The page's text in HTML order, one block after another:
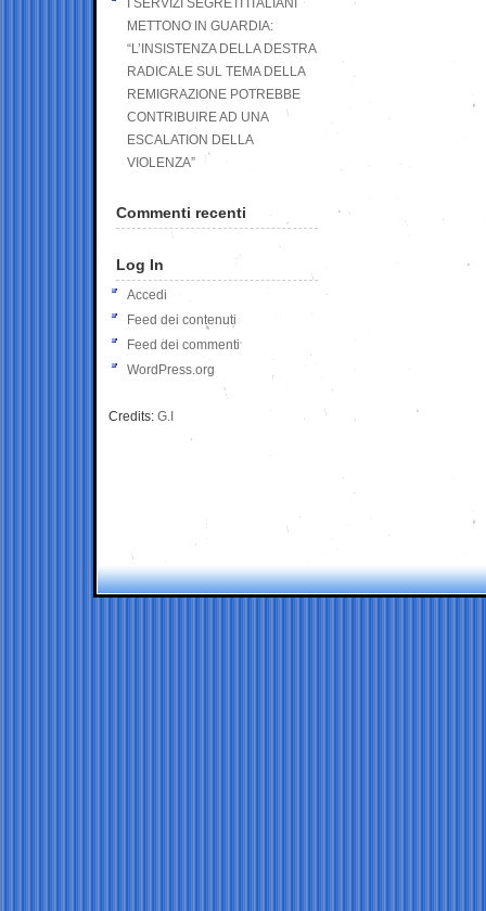
I SERVIZI SEGRETI ITALIANI
METTONO IN GUARDIA:
“L’INSISTENZA DELLA DESTRA
RADICALE SUL TEMA DELLA
REMIGRAZIONE POTREBBE
CONTRIBUIRE AD UNA
ESCALATION DELLA
VIOLENZA”
Commenti recenti
Log In
Accedi
Feed dei contenuti
Feed dei commenti
WordPress.org
Credits: G.I